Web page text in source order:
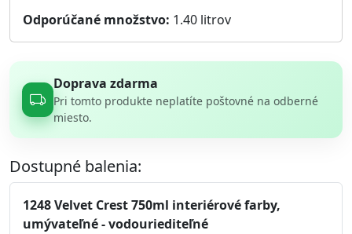
Odporúčané množstvo: 1.40 litrov
Doprava zdarma
Pri tomto produkte neplatíte poštovné na odberné
miesto.
Dostupné balenia:
1248 Velvet Crest 750ml interiérové farby,
umývateľné - vodouriediteľné